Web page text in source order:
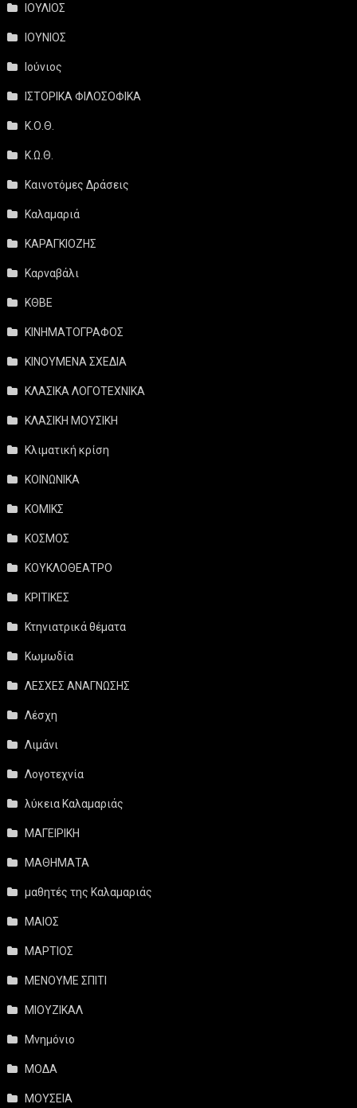
ΙΟΥΛΙΟΣ
ΙΟΥΝΙΟΣ
Ιούνιος
ΙΣΤΟΡΙΚΑ ΦΙΛΟΣΟΦΙΚΑ
Κ.Ο.Θ.
Κ.Ω.Θ.
Καινοτόμες Δράσεις
Καλαμαριά
ΚΑΡΑΓΚΙΟΖΗΣ
Καρναβάλι
ΚΘΒΕ
ΚΙΝΗΜΑΤΟΓΡΑΦΟΣ
ΚΙΝΟΥΜΕΝΑ ΣΧΕΔΙΑ
ΚΛΑΣΙΚΑ ΛΟΓΟΤΕΧΝΙΚΑ
ΚΛΑΣΙΚΗ ΜΟΥΣΙΚΗ
Κλιματική κρίση
ΚΟΙΝΩΝΙΚΑ
ΚΟΜΙΚΣ
ΚΟΣΜΟΣ
ΚΟΥΚΛΟΘΕΑΤΡΟ
ΚΡΙΤΙΚΕΣ
Κτηνιατρικά θέματα
Κωμωδία
ΛΕΣΧΕΣ ΑΝΑΓΝΩΣΗΣ
Λέσχη
Λιμάνι
Λογοτεχνία
λύκεια Καλαμαριάς
ΜΑΓΕΙΡΙΚΗ
ΜΑΘΗΜΑΤΑ
μαθητές της Καλαμαριάς
ΜΑΙΟΣ
ΜΑΡΤΙΟΣ
ΜΕΝΟΥΜΕ ΣΠΙΤΙ
ΜΙΟΥΖΙΚΑΛ
Μνημόνιο
ΜΟΔΑ
ΜΟΥΣΕΙΑ